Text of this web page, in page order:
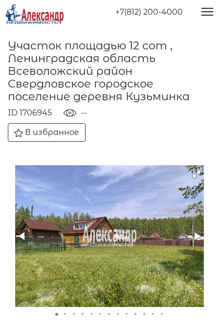
+7(812) 200-4000
Участок площадью 12 сот ,
Ленинградская область
Всеволожский район
Свердловское городское
поселение деревня Кузьминка
ID 1706945 --
В избранное